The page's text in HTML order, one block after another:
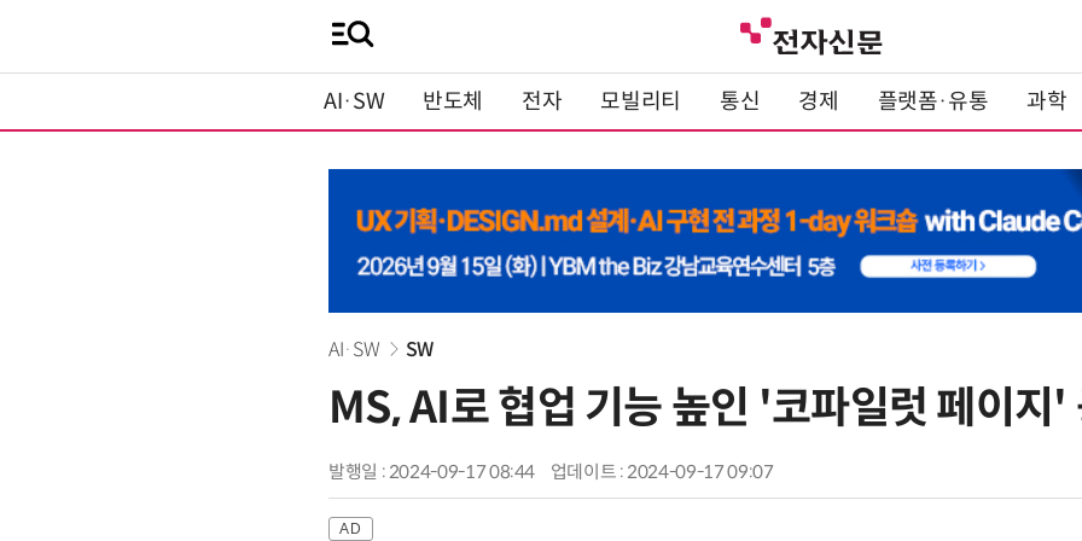
AI·SW 반도체 전자 모빌리티 통신 경제 플랫폼·유통 과학
AI·SW SW
MS, AI로 협업 기능 높인 '코파일럿 페이지'
발행일 : 2024-09-17 08:44 업데이트 : 2024-09-17 09:07